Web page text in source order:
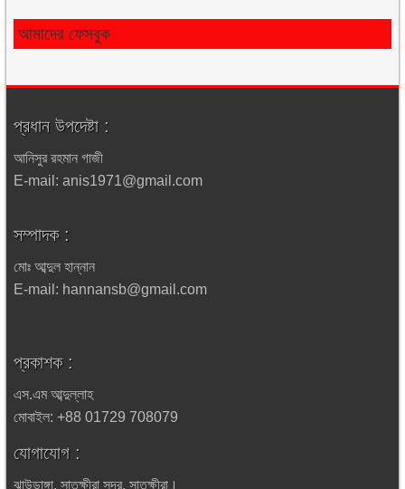
আমাদের ফেসবুক
প্রধান উপদেষ্টা :
আনিসুর রহমান গাজী
E-mail: anis1971@gmail.com
সম্পাদক :
মোঃ আব্দুল হান্নান
E-mail: hannansb@gmail.com
প্রকাশক :
এস.এম আব্দুল্লাহ
মোবাইল: +88 01729 708079
যোগাযোগ :
ঝাউডাঙ্গা, সাতক্ষীরা সদর, সাতক্ষীরা।